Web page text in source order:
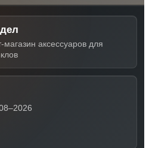
магазин аксессуаров для